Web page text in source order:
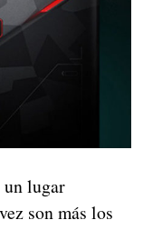
un lugar
son más los